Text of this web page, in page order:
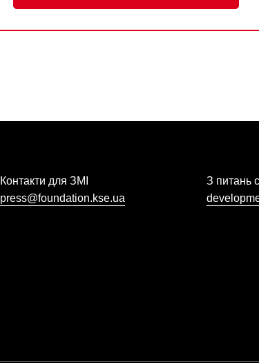
Контакти для ЗМІ
press@foundation.kse.ua
З питань